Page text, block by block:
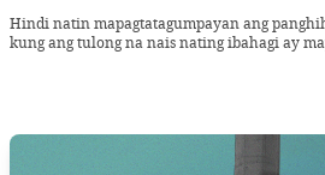
Hindi natin mapagtatagumpayan ang
kung ang tulong na nais nating ibahagi ay